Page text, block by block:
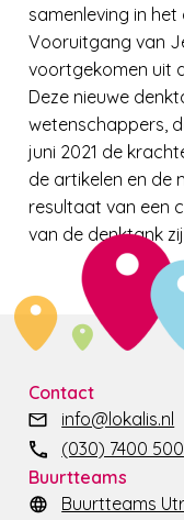
samenleving in
Vooruitgang van
voortgekomen uit
Deze nieuwe
wetenschappers,
juni 2021 de
de artikelen en de
resultaat van een
van de denktank
Contact
info@lokalis.nl
(030) 7400 500
Buurtteams
Buurtteams